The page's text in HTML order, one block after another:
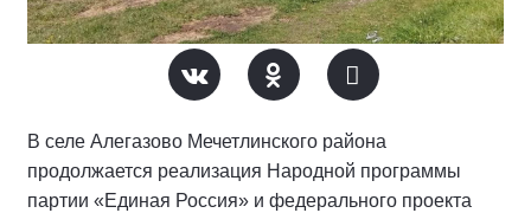
В селе Алегазово Мечетлинского района
продолжается реализация Народной программы
партии «Единая Россия» и федерального проекта